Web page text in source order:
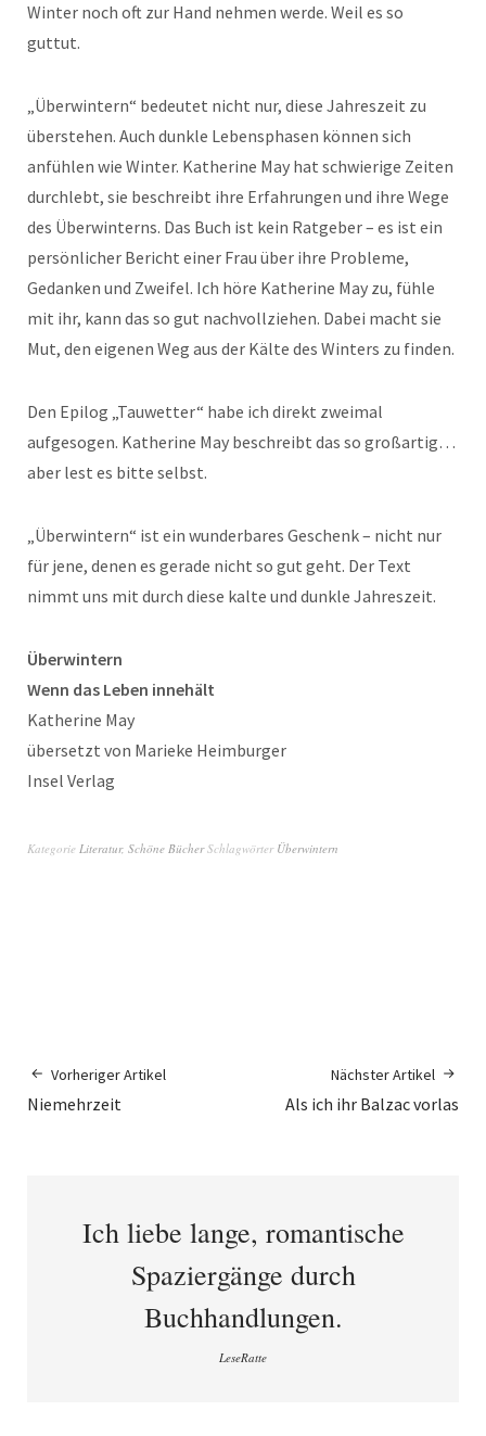
Winter noch oft zur Hand nehmen werde. Weil es so
guttut.
„Überwintern“ bedeutet nicht nur, diese Jahreszeit zu
überstehen. Auch dunkle Lebensphasen können sich
anfühlen wie Winter. Katherine May hat schwierige Zeiten
durchlebt, sie beschreibt ihre Erfahrungen und ihre Wege
des Überwinterns. Das Buch ist kein Ratgeber – es ist ein
persönlicher Bericht einer Frau über ihre Probleme,
Gedanken und Zweifel. Ich höre Katherine May zu, fühle
mit ihr, kann das so gut nachvollziehen. Dabei macht sie
Mut, den eigenen Weg aus der Kälte des Winters zu finden.
Den Epilog „Tauwetter“ habe ich direkt zweimal
aufgesogen. Katherine May beschreibt das so großartig…
aber lest es bitte selbst.
„Überwintern“ ist ein wunderbares Geschenk – nicht nur
für jene, denen es gerade nicht so gut geht. Der Text
nimmt uns mit durch diese kalte und dunkle Jahreszeit.
Überwintern
Wenn das Leben innehält
Katherine May
übersetzt von Marieke Heimburger
Insel Verlag
Kategorie Literatur, Schöne Bücher Schlagwörter Überwintern
Vorheriger Artikel
Niemehrzeit
Nächster Artikel
Als ich ihr Balzac vorlas
Ich liebe lange, romantische
Spaziergänge durch
Buchhandlungen.
LeseRatte